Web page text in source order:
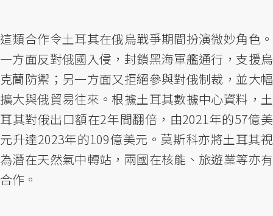
這類合作令土耳其在俄烏戰爭期間扮演微妙角色。
一方面反對俄國入侵，封鎖黑海軍艦通行，支援烏
克蘭防禦；另一方面又拒絕參與對俄制裁，並大幅
擴大與俄貿易往來。根據土耳其數據中心資料，土
耳其對俄出口額在2年間翻倍，由2021年的57億美
元升達2023年的109億美元。莫斯科亦將土耳其視
為潛在天然氣中轉站，兩國在核能、旅遊業等亦有
合作。